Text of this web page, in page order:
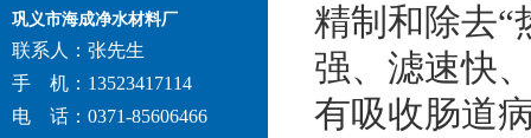
巩义市海成净水材料厂
联系人：张先生
手 机：13523417114
电 话：0371-85606466
精制和除去“
强、滤速快
有吸收肠道